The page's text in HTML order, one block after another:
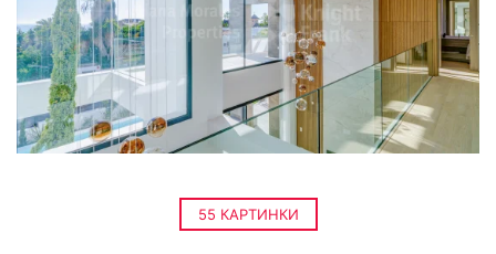
55 КАРТИНКИ